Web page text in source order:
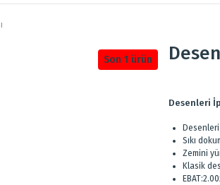
Son 1 ürün
Desenleri
Sıkı
Zemini
Klasik